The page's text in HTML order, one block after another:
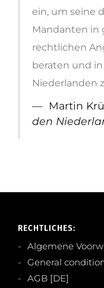
ein, um seine
Mandanten in
rechtlichen
beraten und
Niederlanden
Martin
den
RECHTLICHES:
Algemene
General
AGB [DE]